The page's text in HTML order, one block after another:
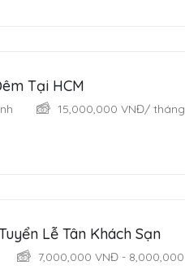
Tại HCM
15,000,000 VNĐ/ tháng
Lễ Tân Khách Sạn
7,000,000 VNĐ - 8,000,000